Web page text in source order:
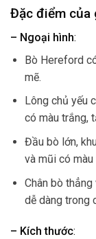
Đặc điểm của
– Ngoại hình:
Bò Hereford
mẽ.
Lông chủ yếu
có màu trắng,
Đầu bò lớn,
và mũi có màu
Chân bò
dễ dàng trong
– Kích thước: